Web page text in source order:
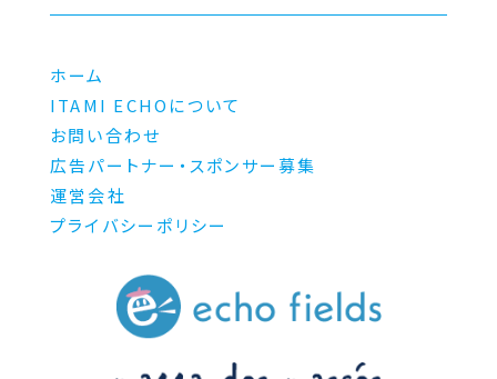
ホーム
ITAMI ECHOについて
お問い合わせ
広告パートナー・スポンサー募集
運営会社
プライバシーポリシー